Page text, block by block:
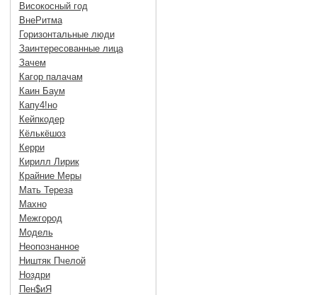
Високосный год
ВнеРитма
Горизонтальные люди
Заинтересованные лица
Зачем
Кагор палачам
Каин Баум
Капу4!но
Кейпкодер
Кёлькёшоз
Керри
Кирилл Лирик
Крайние Меры
Мать Тереза
Махно
Межгород
Модель
Неопознанное
Ништяк Пчелой
Ноздри
Пен$иЯ